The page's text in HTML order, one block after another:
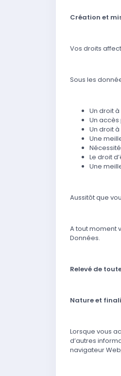
Création et
Vos droits
Sous les
Un droit
Un
Un droit
Une
Le droit
Une
Aussitôt que
A tout moment
Données.
Relevé de
Nature et
Lorsque vous
d’autres
navigateur